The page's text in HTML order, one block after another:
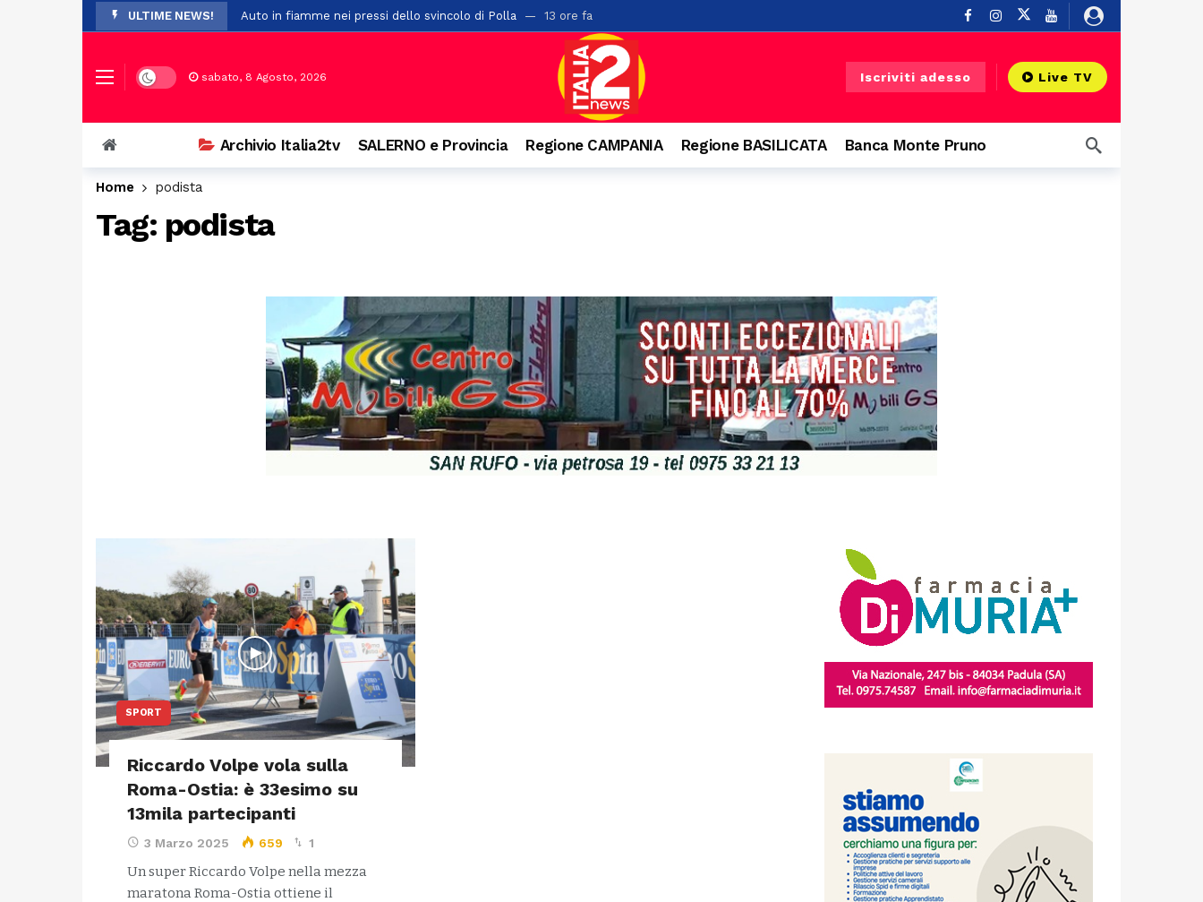
ULTIME NEWS! Auto in fiamme nei pressi dello svincolo di Polla 13 ore fa
Il maltempo provoca la caduta di alberi sulla “Bussentina”: chiuso temporaneamente un tratto a Buonabitacolo
Pompei, nuovo studio su Oplontis: pane e cereali alla base della dieta romana
Premio Terre del Bussento, si chiude l’undicesima edizione: tre serate di spettacolo, cultura e grandi protagonisti
Ostello del centro storico di Salerno con 42 posti letto abusivi: scatta la sospensione dell’attività
Prodotti non sicuri, sequestrati oltre 2mila articoli nel potentino: otto commercianti segnalati
Dark mode sabato, 8 Agosto, 2026 Iscriviti adesso Live TV
Archivio Italia2tv SALERNO e Provincia Regione CAMPANIA Regione BASILICATA Banca Monte Pruno
Home podista
Tag: podista
SPORT
Riccardo Volpe vola sulla
Roma-Ostia: è 33esimo su
13mila partecipanti
3 Marzo 2025 659 1
Un super Riccardo Volpe nella mezza
maratona Roma-Ostia ottiene il